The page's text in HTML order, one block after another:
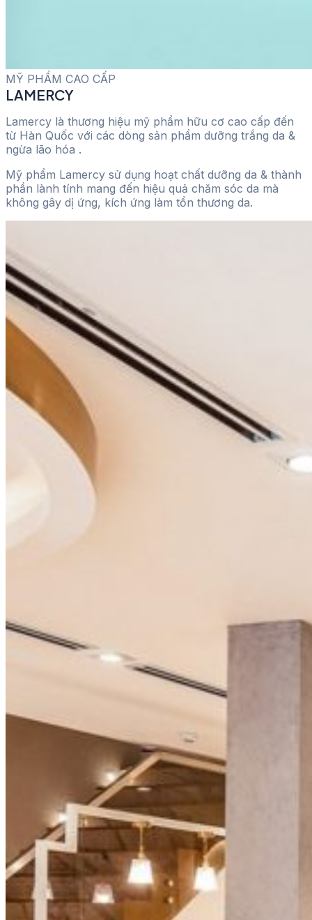
MỸ PHẨM CAO CẤP
LAMERCY
Lamercy là thương hiệu mỹ phẩm hữu cơ cao cấp đến
từ Hàn Quốc với các dòng sản phẩm dưỡng trắng da &
ngừa lão hóa .
Mỹ phẩm Lamercy sử dụng hoạt chất dưỡng da & thành
phần lành tính mang đến hiệu quả chăm sóc da mà
không gây dị ứng, kích ứng làm tổn thương da.